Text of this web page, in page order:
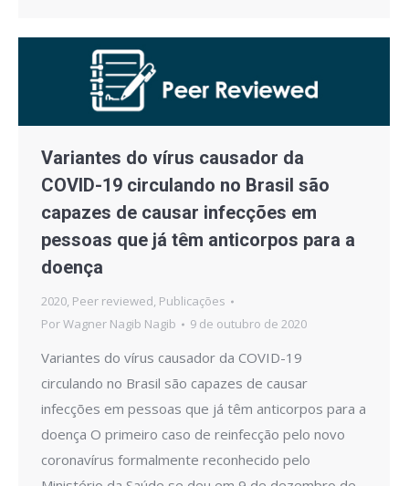
Variantes do vírus causador da
COVID-19 circulando no Brasil são
capazes de causar infecções em
pessoas que já têm anticorpos para a
doença
2020, Peer reviewed, Publicações
PorWagner Nagib Nagib 9 de outubro de 2020
Variantes do vírus causador da COVID-19
circulando no Brasil são capazes de causar
infecções em pessoas que já têm anticorpos para a
doença O primeiro caso de reinfecção pelo novo
coronavírus formalmente reconhecido pelo